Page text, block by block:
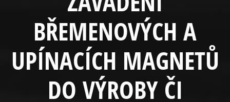
BŘEMENOVÝCH A
UPÍNACÍCH MAGNETŮ
DO VÝROBY ČI